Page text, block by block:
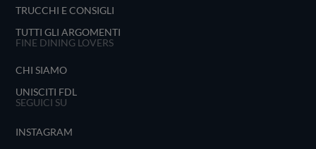
TRUCCHI E CONSIGLI
TUTTI GLI ARGOMENTI
FINE DINING LOVERS
CHI SIAMO
UNISCITI FDL
SEGUICI SU
INSTAGRAM